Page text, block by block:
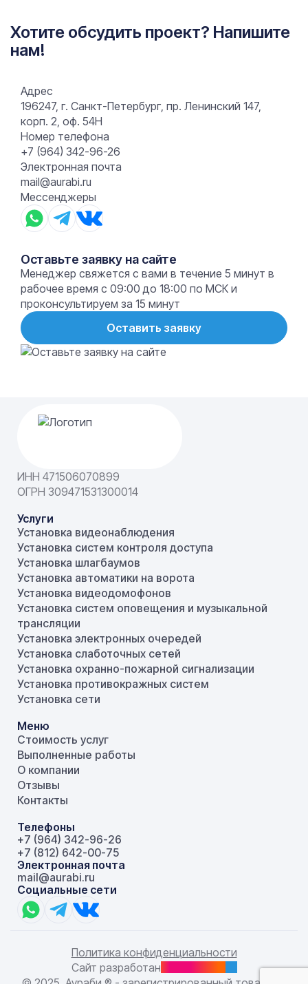
Хотите обсудить проект? Напишите
нам!
Адрес
196247, г. Санкт-Петербург, пр. Ленинский 147,
корп. 2, оф. 54Н
Номер телефона
+7 (964) 342-96-26
Электронная почта
mail@aurabi.ru
Мессенджеры
Оставьте заявку на сайте
Менеджер свяжется с вами в течение 5 минут в
рабочее время с 09:00 до 18:00 по МСК и
проконсультируем за 15 минут
Оставить заявку
ИНН 471506070899
ОГРН 309471531300014
Услуги
Установка видеонаблюдения
Установка систем контроля доступа
Установка шлагбаумов
Установка автоматики на ворота
Установка видеодомофонов
Установка систем оповещения и музыкальной
трансляции
Установка электронных очередей
Установка слаботочных сетей
Установка охранно-пожарной сигнализации
Установка противокражных систем
Установка сети
Меню
Стоимость услуг
Выполненные работы
О компании
Отзывы
Контакты
Телефоны
+7 (964) 342-96-26
+7 (812) 642-00-75
Электронная почта
mail@aurabi.ru
Социальные сети
Политика конфиденциальности
Сайт разработан